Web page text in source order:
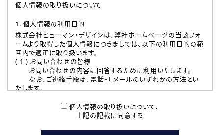
個人情報の取り扱いについて
1. 個人情報の利用目的
株式会社ヒューマン・デザインは、弊社ホームページの当該フォ
ームより取得した個人情報につきましては、以下の利用目的の範
囲内で適正に取り扱います。
( 1 ) お問い合わせの皆様
お問い合わせの内容に回答するために利用いたします。
なお、ご連絡手段は、電話・Ｅメールのいずれかの方法とい
たします。
本登録に関するご連絡および本登録時の参考情報として利
たします。
個人情報の取り扱いについて、
上記の記載に同意する